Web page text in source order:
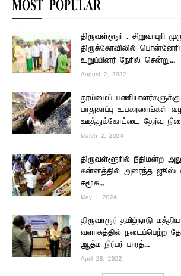
MOST POPULAR
திருவள்ளூர் : சிறுவாபுரி
திருக்கோவிலில்
உறுப்பினர் நேரில் சென்று...
August 2, 2022
தூய்மைப் பணியாளர்களுக்கு
பாதுகாப்பு உபகரணங்கள்
ஊத்துக்கோட்டை தேர்வு
March 2, 2024
திருவள்ளூரில் நீதிமன்ற
கன்னத்தில் அரைந்த ஜூஸ்
சமூக...
May 1, 2024
திருவாரூர் தமிழ்நாடு
வளாகத்தில் நடைப்பெற்ற
ஆத்ம நிர்பர் பாரத்...
April 28, 2022